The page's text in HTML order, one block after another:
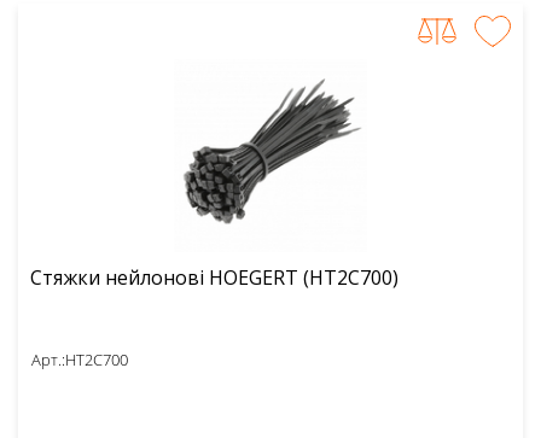
Стяжки нейлонові HOEGERT (HT2C700)
Арт.:HT2C700